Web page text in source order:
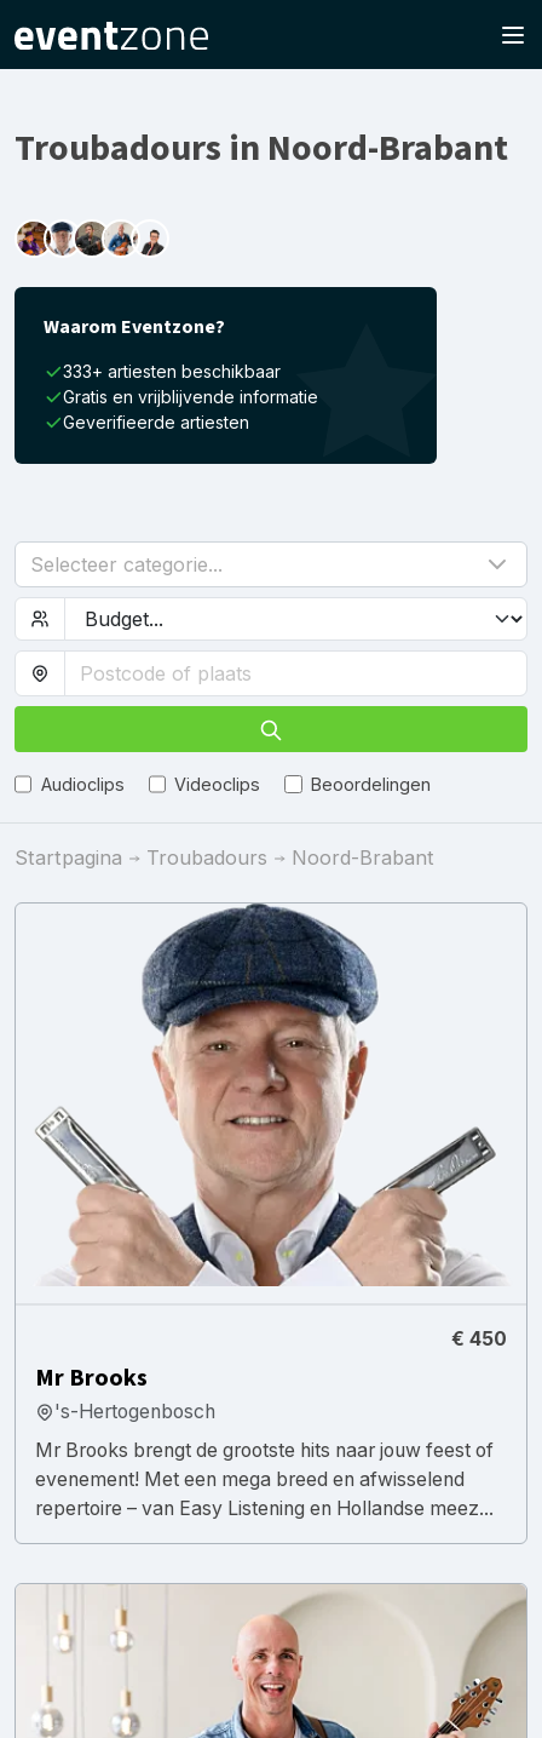
Troubadours in Noord-Brabant
Waarom Eventzone?
333+ artiesten beschikbaar
Gratis en vrijblijvende informatie
Geverifieerde artiesten
Selecteer categorie...
Audioclips Videoclips Beoordelingen
Startpagina Troubadours Noord-Brabant
€ 450
Mr Brooks
's-Hertogenbosch
Mr Brooks brengt de grootste hits naar jouw feest of
evenement! Met een mega breed en afwisselend
repertoire – van Easy Listening en Hollandse meez...